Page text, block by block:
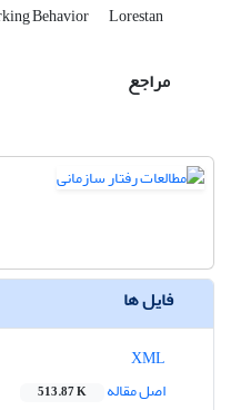
Behavior Lorestan
مراجع
فایل ها
اصل مقاله
513.87 K